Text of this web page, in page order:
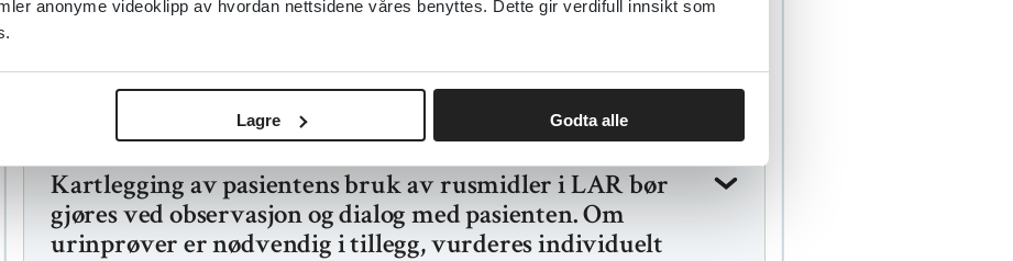
anonyme videoklipp av hvordan nettsidene våres benyttes. Dette gir verdifull innsikt som
Lagre Godta alle
Kartlegging av pasientens bruk av rusmidler i LAR bør
gjøres ved observasjon og dialog med pasienten. Om
urinprøver er nødvendig i tillegg, vurderes individuelt